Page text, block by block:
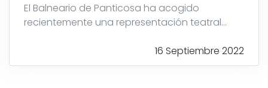
El Balneario de Panticosa ha acogido
recientemente una representación teatral...
16 Septiembre 2022